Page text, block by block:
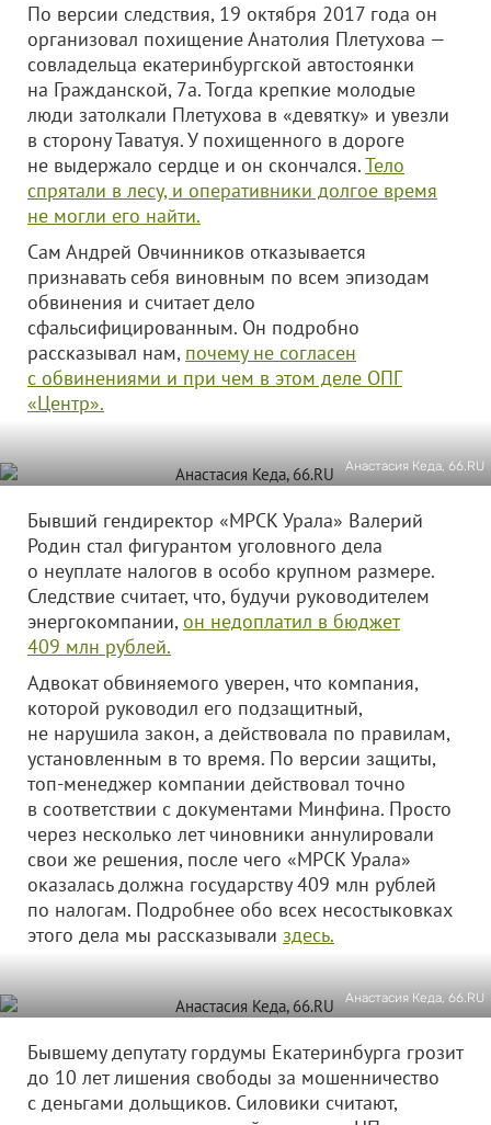
По версии следствия, 19 октября 2017 года он
организовал похищение Анатолия Плетухова —
совладельца екатеринбургской автостоянки
на Гражданской, 7а. Тогда крепкие молодые
люди затолкали Плетухова в «девятку» и увезли
в сторону Таватуя. У похищенного в дороге
не выдержало сердце и он скончался.Тело
спрятали в лесу, и оперативники долгое время
не могли его найти.
Сам Андрей Овчинников отказывается
признавать себя виновным по всем эпизодам
обвинения и считает дело
сфальсифицированным. Он подробно
рассказывал нам, почему не согласен
с обвинениями и при чем в этом деле ОПГ
«Центр».
Анастасия Кеда, 66.RU
Бывший гендиректор «МРСК Урала» Валерий
Родин стал фигурантом уголовного дела
о неуплате налогов в особо крупном размере.
Следствие считает, что, будучи руководителем
энергокомпании,он недоплатил в бюджет
409 млн рублей.
Адвокат обвиняемого уверен, что компания,
которой руководил его подзащитный,
не нарушила закон, а действовала по правилам,
установленным в то время. По версии защиты,
топ-менеджер компании действовал точно
в соответствии с документами Минфина. Просто
через несколько лет чиновники аннулировали
свои же решения, после чего «МРСК Урала»
оказалась должна государству 409 млн рублей
по налогам. Подробнее обо всех несостыковках
этого дела мы рассказывали здесь.
Анастасия Кеда, 66.RU
Бывшему депутату гордумы Екатеринбурга грозит
до 10 лет лишения свободы за мошенничество
с деньгами дольщиков. Силовики считают,